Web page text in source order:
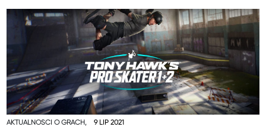
AKTUALNOŚCI O GRACH, 9 LIP 2021